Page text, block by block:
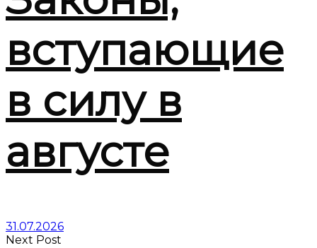
вступающие
в силу в
августе
31.07.2026
Next Post